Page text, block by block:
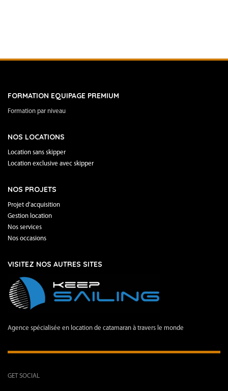
FORMATION EQUIPAGE PREMIUM
Formation par niveau
NOS LOCATIONS
Location sans skipper
Location exclusive avec skipper
NOS PROJETS
Projet d’acquisition
Gestion location
Nos services
Nos occasions
VISITEZ NOS AUTRES SITES
Agence spécialisée en location de catamaran à travers le monde
GET SOCIAL